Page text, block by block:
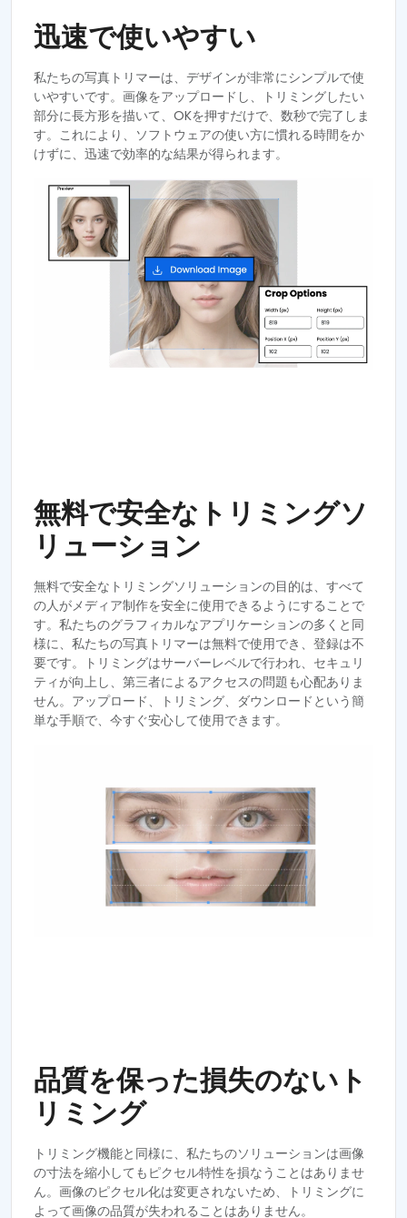
迅速で使いやすい
私たちの写真トリマーは、デザインが非常にシンプルで使
いやすいです。画像をアップロードし、トリミングしたい
部分に長方形を描いて、OKを押すだけで、数秒で完了しま
す。これにより、ソフトウェアの使い方に慣れる時間をか
けずに、迅速で効率的な結果が得られます。
無料で安全なトリミングソ
リューション
無料で安全なトリミングソリューションの目的は、すべて
の人がメディア制作を安全に使用できるようにすることで
す。私たちのグラフィカルなアプリケーションの多くと同
様に、私たちの写真トリマーは無料で使用でき、登録は不
要です。トリミングはサーバーレベルで行われ、セキュリ
ティが向上し、第三者によるアクセスの問題も心配ありま
せん。アップロード、トリミング、ダウンロードという簡
単な手順で、今すぐ安心して使用できます。
品質を保った損失のないト
リミング
トリミング機能と同様に、私たちのソリューションは画像
の寸法を縮小してもピクセル特性を損なうことはありませ
ん。画像のピクセル化は変更されないため、トリミングに
よって画像の品質が失われることはありません。